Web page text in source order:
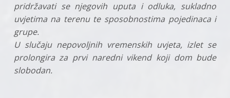
pridržavati se njegovih uputa i odluka, sukladno
uvjetima na terenu te sposobnostima pojedinaca i
grupe.
U slučaju nepovoljnih vremenskih uvjeta, izlet se
prolongira za prvi naredni vikend koji dom bude
slobodan.